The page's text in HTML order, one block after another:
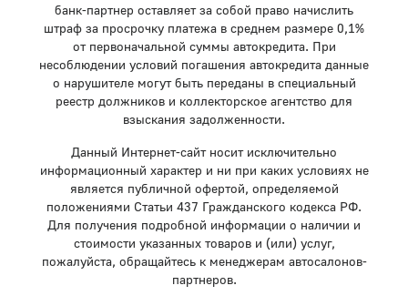
банк-партнер оставляет за собой право начислить
штраф за просрочку платежа в среднем размере 0,1%
от первоначальной суммы автокредита. При
несоблюдении условий погашения автокредита данные
о нарушителе могут быть переданы в специальный
реестр должников и коллекторское агентство для
взыскания задолженности.
Данный Интернет-сайт носит исключительно
информационный характер и ни при каких условиях не
является публичной офертой, определяемой
положениями Статьи 437 Гражданского кодекса РФ.
Для получения подробной информации о наличии и
стоимости указанных товаров и (или) услуг,
пожалуйста, обращайтесь к менеджерам автосалонов-
партнеров.